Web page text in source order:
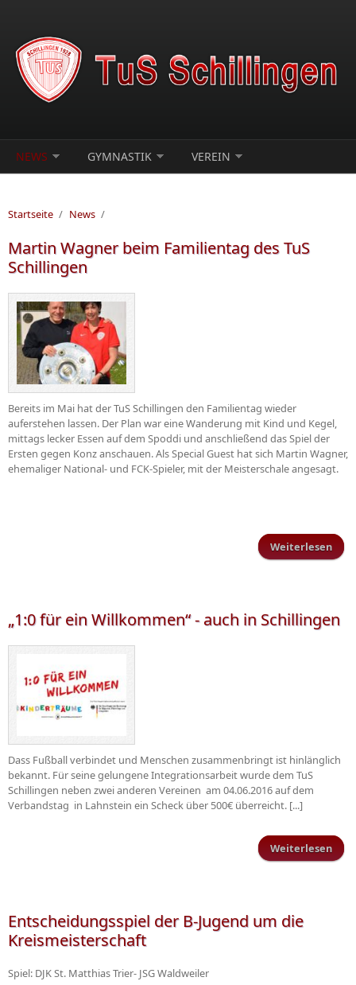
NEWS GYMNASTIK VEREIN
Startseite / News /
Martin Wagner beim Familientag des TuS
Schillingen
Bereits im Mai hat der TuS Schillingen den Familientag wieder
auferstehen lassen. Der Plan war eine Wanderung mit Kind und Kegel,
mittags lecker Essen auf dem Spoddi und anschließend das Spiel der
Ersten gegen Konz anschauen. Als Special Guest hat sich Martin Wagner,
ehemaliger National- und FCK-Spieler, mit der Meisterschale angesagt.
Weiterlesen
„1:0 für ein Willkommen“ - auch in Schillingen
Dass Fußball verbindet und Menschen zusammenbringt ist hinlänglich
bekannt. Für seine gelungene Integrationsarbeit wurde dem TuS
Schillingen neben zwei anderen Vereinen am 04.06.2016 auf dem
Verbandstag in Lahnstein ein Scheck über 500€ überreicht. [...]
Weiterlesen
Entscheidungsspiel der B-Jugend um die
Kreismeisterschaft
Spiel: DJK St. Matthias Trier- JSG Waldweiler